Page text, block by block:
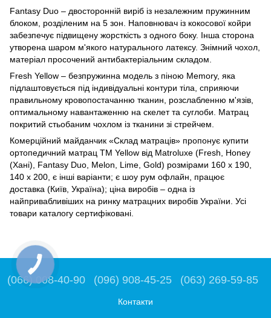
Fantasy Duo – двосторонній виріб із незалежним пружинним
блоком, розділеним на 5 зон. Наповнювач із кокосової койри
забезпечує підвищену жорсткість з одного боку. Інша сторона
утворена шаром м'якого натурального латексу. Знімний чохол,
матеріал просочений антибактеріальним складом.
Fresh Yellow – безпружинна модель з піною Memory, яка
підлаштовується під індивідуальні контури тіла, сприяючи
правильному кровопостачанню тканин, розслабленню м'язів,
оптимальному навантаженню на скелет та суглоби. Матрац
покритий стьобаним чохлом із тканини зі стрейчем.
Комерційний майданчик «Склад матраців» пропонує купити
ортопедичний матрац ТМ Yellow від Matroluxe (Fresh, Honey
(Хані), Fantasy Duo, Melon, Lime, Gold) розмірами 160 х 190,
140 х 200, є інші варіанти; є шоу рум офлайн, працює
доставка (Київ, Україна); ціна виробів – одна із
найпривабливіших на ринку матрацних виробів України. Усі
товари каталогу сертифіковані.
(066) 008-40-90 (096) 908-45-25 (063) 269-59-85
Контакти